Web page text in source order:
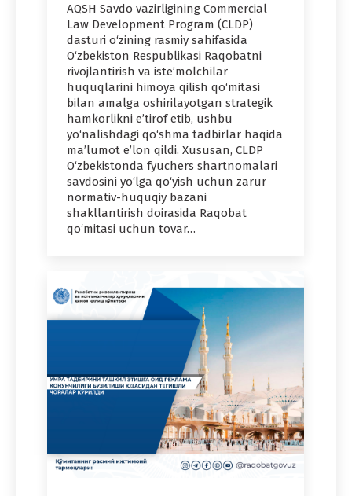
AQSH Savdo vazirligining Commercial
Law Development Program (CLDP)
dasturi o‘zining rasmiy sahifasida
O‘zbekiston Respublikasi Raqobatni
rivojlantirish va iste’molchilar
huquqlarini himoya qilish qo‘mitasi
bilan amalga oshirilayotgan strategik
hamkorlikni e’tirof etib, ushbu
yo‘nalishdagi qo‘shma tadbirlar haqida
ma’lumot e’lon qildi. Xususan, CLDP
O‘zbekistonda fyuchers shartnomalari
savdosini yo‘lga qo‘yish uchun zarur
normativ-huquqiy bazani
shakllantirish doirasida Raqobat
qo‘mitasi uchun tovar…